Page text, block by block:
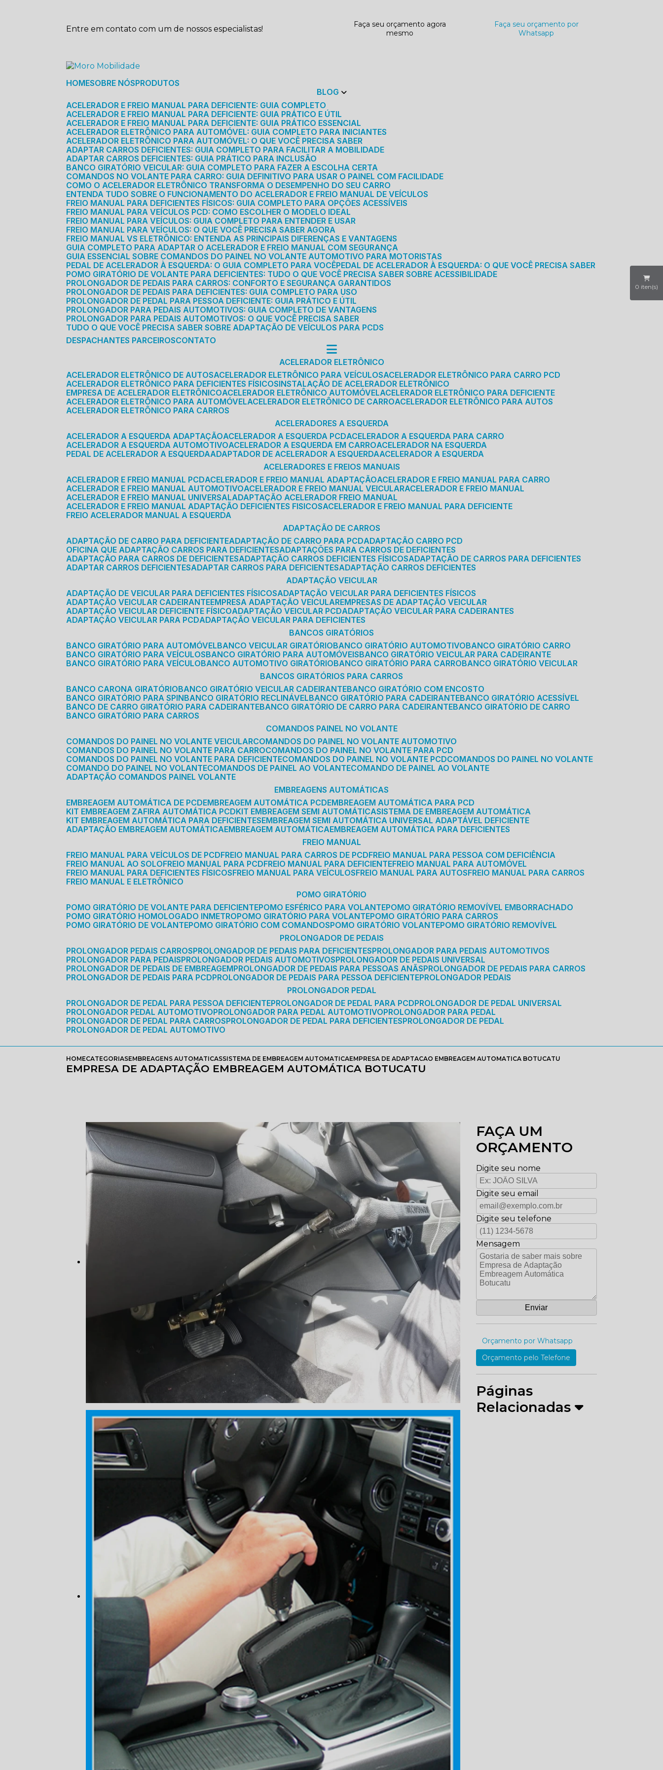
Entre em contato com um de nossos especialistas!
Faça seu orçamento agora
mesmo
Faça seu orçamento por
Whatsapp
HOME SOBRE NÓS PRODUTOS
BLOG
ACELERADOR E FREIO MANUAL PARA DEFICIENTE: GUIA COMPLETO
ACELERADOR E FREIO MANUAL PARA DEFICIENTE: GUIA PRÁTICO E ÚTIL
ACELERADOR E FREIO MANUAL PARA DEFICIENTE: GUIA PRÁTICO ESSENCIAL
ACELERADOR ELETRÔNICO PARA AUTOMÓVEL: GUIA COMPLETO PARA INICIANTES
ACELERADOR ELETRÔNICO PARA AUTOMÓVEL: O QUE VOCÊ PRECISA SABER
ADAPTAR CARROS DEFICIENTES: GUIA COMPLETO PARA FACILITAR A MOBILIDADE
ADAPTAR CARROS DEFICIENTES: GUIA PRÁTICO PARA INCLUSÃO
BANCO GIRATÓRIO VEICULAR: GUIA COMPLETO PARA FAZER A ESCOLHA CERTA
COMANDOS NO VOLANTE PARA CARRO: GUIA DEFINITIVO PARA USAR O PAINEL COM FACILIDADE
COMO O ACELERADOR ELETRÔNICO TRANSFORMA O DESEMPENHO DO SEU CARRO
ENTENDA TUDO SOBRE O FUNCIONAMENTO DO ACELERADOR E FREIO MANUAL DE VEÍCULOS
FREIO MANUAL PARA DEFICIENTES FÍSICOS: GUIA COMPLETO PARA OPÇÕES ACESSÍVEIS
FREIO MANUAL PARA VEÍCULOS PCD: COMO ESCOLHER O MODELO IDEAL
FREIO MANUAL PARA VEÍCULOS: GUIA COMPLETO PARA ENTENDER E USAR
FREIO MANUAL PARA VEÍCULOS: O QUE VOCÊ PRECISA SABER AGORA
FREIO MANUAL VS ELETRÔNICO: ENTENDA AS PRINCIPAIS DIFERENÇAS E VANTAGENS
GUIA COMPLETO PARA ADAPTAR O ACELERADOR E FREIO MANUAL COM SEGURANÇA
GUIA ESSENCIAL SOBRE COMANDOS DO PAINEL NO VOLANTE AUTOMOTIVO PARA MOTORISTAS
PEDAL DE ACELERADOR À ESQUERDA: O GUIA COMPLETO PARA VOCÊ PEDAL DE ACELERADOR À ESQUERDA: O QUE VOCÊ PRECISA SABER
POMO GIRATÓRIO DE VOLANTE PARA DEFICIENTES: TUDO O QUE VOCÊ PRECISA SABER SOBRE ACESSIBILIDADE
PROLONGADOR DE PEDAIS PARA CARROS: CONFORTO E SEGURANÇA GARANTIDOS
PROLONGADOR DE PEDAIS PARA DEFICIENTES: GUIA COMPLETO PARA USO
PROLONGADOR DE PEDAL PARA PESSOA DEFICIENTE: GUIA PRÁTICO E ÚTIL
PROLONGADOR PARA PEDAIS AUTOMOTIVOS: GUIA COMPLETO DE VANTAGENS
PROLONGADOR PARA PEDAIS AUTOMOTIVOS: O QUE VOCÊ PRECISA SABER
TUDO O QUE VOCÊ PRECISA SABER SOBRE ADAPTAÇÃO DE VEÍCULOS PARA PCDS
DESPACHANTES PARCEIROS
CONTATO
ACELERADOR ELETRÔNICO
ACELERADOR ELETRÔNICO DE AUTOS ACELERADOR ELETRÔNICO PARA VEÍCULOS ACELERADOR ELETRÔNICO PARA CARRO PCD
ACELERADOR ELETRÔNICO PARA DEFICIENTES FÍSICOS INSTALAÇÃO DE ACELERADOR ELETRÔNICO
EMPRESA DE ACELERADOR ELETRÔNICO ACELERADOR ELETRÔNICO AUTOMÓVEL ACELERADOR ELETRÔNICO PARA DEFICIENTE
ACELERADOR ELETRÔNICO PARA AUTOMÓVEL ACELERADOR ELETRÔNICO DE CARRO ACELERADOR ELETRÔNICO PARA AUTOS
ACELERADOR ELETRÔNICO PARA CARROS
ACELERADORES A ESQUERDA
ACELERADOR A ESQUERDA ADAPTAÇÃO ACELERADOR A ESQUERDA PCD ACELERADOR A ESQUERDA PARA CARRO
ACELERADOR A ESQUERDA AUTOMOTIVO ACELERADOR A ESQUERDA EM CARRO ACELERADOR NA ESQUERDA
PEDAL DE ACELERADOR A ESQUERDA
ADAPTADOR DE ACELERADOR A ESQUERDA ACELERADOR A ESQUERDA
ACELERADORES E FREIOS MANUAIS
ACELERADOR E FREIO MANUAL PCD ACELERADOR E FREIO MANUAL ADAPTAÇÃO ACELERADOR E FREIO MANUAL PARA CARRO
ACELERADOR E FREIO MANUAL AUTOMOTIVO ACELERADOR E FREIO MANUAL VEICULAR ACELERADOR E FREIO MANUAL
ACELERADOR E FREIO MANUAL UNIVERSAL
ADAPTAÇÃO ACELERADOR FREIO MANUAL
ACELERADOR E FREIO MANUAL ADAPTAÇÃO DEFICIENTES FISICOS ACELERADOR E FREIO MANUAL PARA DEFICIENTE
FREIO ACELERADOR MANUAL A ESQUERDA
ADAPTAÇÃO DE CARROS
ADAPTAÇÃO DE CARRO PARA DEFICIENTE
ADAPTAÇÃO DE CARRO PARA PCD
ADAPTAÇÃO CARRO PCD
OFICINA QUE ADAPTAÇÃO CARROS PARA DEFICIENTES
ADAPTAÇÕES PARA CARROS DE DEFICIENTES
ADAPTAÇÃO PARA CARROS DE DEFICIENTES
ADAPTAÇÃO CARROS DEFICIENTES FÍSICOS
ADAPTAÇÃO DE CARROS PARA DEFICIENTES
ADAPTAR CARROS DEFICIENTES
ADAPTAR CARROS PARA DEFICIENTES
ADAPTAÇÃO CARROS DEFICIENTES
ADAPTAÇÃO VEICULAR
ADAPTAÇÃO DE VEICULAR PARA DEFICIENTES FÍSICOS
ADAPTAÇÃO VEICULAR PARA DEFICIENTES FÍSICOS
ADAPTAÇÃO VEICULAR CADEIRANTE EMPRESA ADAPTAÇÃO VEICULAR EMPRESAS DE ADAPTAÇÃO VEICULAR
ADAPTAÇÃO VEICULAR DEFICIENTE FÍSICO
ADAPTAÇÃO VEICULAR PCD
ADAPTAÇÃO VEICULAR PARA CADEIRANTES
ADAPTAÇÃO VEICULAR PARA PCD
ADAPTAÇÃO VEICULAR PARA DEFICIENTES
BANCOS GIRATÓRIOS
BANCO GIRATÓRIO PARA AUTOMÓVEL
BANCO VEICULAR GIRATÓRIO BANCO GIRATÓRIO AUTOMOTIVO
BANCO GIRATÓRIO CARRO
BANCO GIRATÓRIO PARA VEÍCULOS
BANCO GIRATÓRIO PARA AUTOMÓVEIS
BANCO GIRATÓRIO VEICULAR PARA CADEIRANTE
BANCO GIRATÓRIO PARA VEÍCULO
BANCO AUTOMOTIVO GIRATÓRIO BANCO GIRATÓRIO PARA CARRO
BANCO GIRATÓRIO VEICULAR
BANCOS GIRATÓRIOS PARA CARROS
BANCO CARONA GIRATÓRIO
BANCO GIRATÓRIO VEICULAR CADEIRANTE BANCO GIRATÓRIO COM ENCOSTO
BANCO GIRATÓRIO PARA SPIN
BANCO GIRATÓRIO RECLINÁVEL BANCO GIRATÓRIO PARA CADEIRANTE BANCO GIRATÓRIO ACESSÍVEL
BANCO DE CARRO GIRATÓRIO PARA CADEIRANTE BANCO GIRATÓRIO DE CARRO PARA CADEIRANTE BANCO GIRATÓRIO DE CARRO
BANCO GIRATÓRIO PARA CARROS
COMANDOS PAINEL NO VOLANTE
COMANDOS DO PAINEL NO VOLANTE VEICULAR
COMANDOS DO PAINEL NO VOLANTE AUTOMOTIVO
COMANDOS DO PAINEL NO VOLANTE PARA CARRO
COMANDOS DO PAINEL NO VOLANTE PARA PCD
COMANDOS DO PAINEL NO VOLANTE PARA DEFICIENTE
COMANDOS DO PAINEL NO VOLANTE PCD
COMANDOS DO PAINEL NO VOLANTE
COMANDO DO PAINEL NO VOLANTE
COMANDOS DE PAINEL AO VOLANTE
COMANDO DE PAINEL AO VOLANTE
ADAPTAÇÃO COMANDOS PAINEL VOLANTE
EMBREAGENS AUTOMÁTICAS
EMBREAGEM AUTOMÁTICA DE PCD EMBREAGEM AUTOMÁTICA PCD EMBREAGEM AUTOMÁTICA PARA PCD
KIT EMBREAGEM ZAFIRA AUTOMÁTICA PCD
KIT EMBREAGEM SEMI AUTOMÁTICA SISTEMA DE EMBREAGEM AUTOMÁTICA
KIT EMBREAGEM AUTOMÁTICA PARA DEFICIENTES EMBREAGEM SEMI AUTOMÁTICA UNIVERSAL ADAPTÁVEL DEFICIENTE
ADAPTAÇÃO EMBREAGEM AUTOMÁTICA EMBREAGEM AUTOMÁTICA EMBREAGEM AUTOMÁTICA PARA DEFICIENTES
FREIO MANUAL
FREIO MANUAL PARA VEÍCULOS DE PCD FREIO MANUAL PARA CARROS DE PCD FREIO MANUAL PARA PESSOA COM DEFICIÊNCIA
FREIO MANUAL AO SOLO FREIO MANUAL PARA PCD FREIO MANUAL PARA DEFICIENTE FREIO MANUAL PARA AUTOMÓVEL
FREIO MANUAL PARA DEFICIENTES FÍSICOS FREIO MANUAL PARA VEÍCULOS FREIO MANUAL PARA AUTOS FREIO MANUAL PARA CARROS
FREIO MANUAL E ELETRÔNICO
POMO GIRATÓRIO
POMO GIRATÓRIO DE VOLANTE PARA DEFICIENTE POMO ESFÉRICO PARA VOLANTE POMO GIRATÓRIO REMOVÍVEL EMBORRACHADO
POMO GIRATÓRIO HOMOLOGADO INMETRO POMO GIRATÓRIO PARA VOLANTE POMO GIRATÓRIO PARA CARROS
POMO GIRATÓRIO DE VOLANTE POMO GIRATÓRIO COM COMANDOS POMO GIRATÓRIO VOLANTE POMO GIRATÓRIO REMOVÍVEL
PROLONGADOR DE PEDAIS
PROLONGADOR PEDAIS CARROS PROLONGADOR DE PEDAIS PARA DEFICIENTES PROLONGADOR PARA PEDAIS AUTOMOTIVOS
PROLONGADOR PARA PEDAIS PROLONGADOR PEDAIS AUTOMOTIVOS PROLONGADOR DE PEDAIS UNIVERSAL
PROLONGADOR DE PEDAIS DE EMBREAGEM PROLONGADOR DE PEDAIS PARA PESSOAS ANÃS PROLONGADOR DE PEDAIS PARA CARROS
PROLONGADOR DE PEDAIS PARA PCD PROLONGADOR DE PEDAIS PARA PESSOA DEFICIENTE PROLONGADOR PEDAIS
PROLONGADOR PEDAL
PROLONGADOR DE PEDAL PARA PESSOA DEFICIENTE PROLONGADOR DE PEDAL PARA PCD PROLONGADOR DE PEDAL UNIVERSAL
PROLONGADOR PEDAL AUTOMOTIVO PROLONGADOR PARA PEDAL AUTOMOTIVO PROLONGADOR PARA PEDAL
PROLONGADOR DE PEDAL PARA CARROS PROLONGADOR DE PEDAL PARA DEFICIENTES PROLONGADOR DE PEDAL
PROLONGADOR DE PEDAL AUTOMOTIVO
0 iten(s)
HOMECATEGORIASEMBREAGENS AUTOMATICASSISTEMA DE EMBREAGEM AUTOMATICAEMPRESA DE ADAPTACAO EMBREAGEM AUTOMATICA BOTUCATU
EMPRESA DE ADAPTAÇÃO EMBREAGEM AUTOMÁTICA BOTUCATU
FAÇA UM
ORÇAMENTO
Digite seu nome
Digite seu email
Digite seu telefone
Mensagem
Orçamento por Whatsapp
Orçamento pelo Telefone
Páginas
Relacionadas